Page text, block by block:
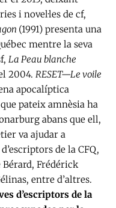
i novel·les de cf,
(1991) presenta una
mentre la seva
La Peau blanche
2004. RESET—Le voile
apocalíptica
pateix amnèsia ha
abans que ell,
va ajudar a
de la CFQ,
Bérard, Frédérick
entre d’altres.
d’escriptors de la